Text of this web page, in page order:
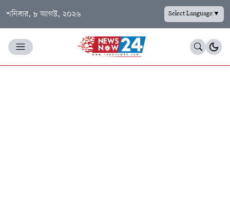
শনিবার, ৮ আগস্ট, ২০২৬ Select Language▼